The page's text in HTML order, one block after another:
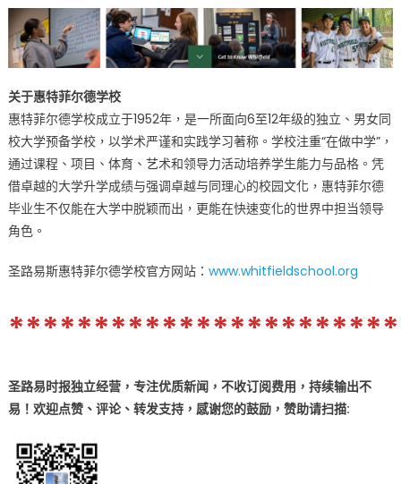
关于惠特菲尔德学校
惠特菲尔德学校成立于1952年，是一所面向6至12年级的独立、男女同
校大学预备学校，以学术严谨和实践学习著称。学校注重“在做中学”，
通过课程、项目、体育、艺术和领导力活动培养学生能力与品格。凭
借卓越的大学升学成绩与强调卓越与同理心的校园文化，惠特菲尔德
毕业生不仅能在大学中脱颖而出，更能在快速变化的世界中担当领导
角色。
圣路易斯惠特菲尔德学校官方网站： www.whitfieldschool.org
圣路易时报独立经营，专注优质新闻，不收订阅费用，持续输出不
易！欢迎点赞、评论、转发支持，感谢您的鼓励， 赞助请扫描: